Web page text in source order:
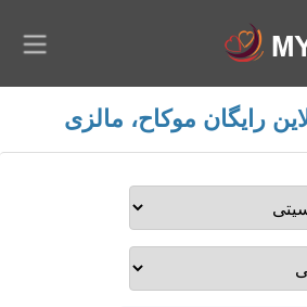
رایگان موکاح، مالزی